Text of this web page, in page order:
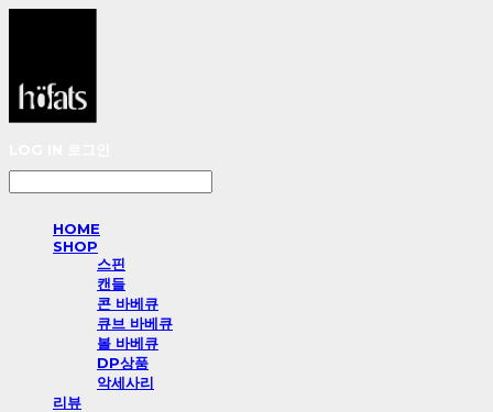
HOME
SHOP
스핀
캔들
콘 바베큐
큐브 바베큐
볼 바베큐
DP상품
악세사리
리뷰